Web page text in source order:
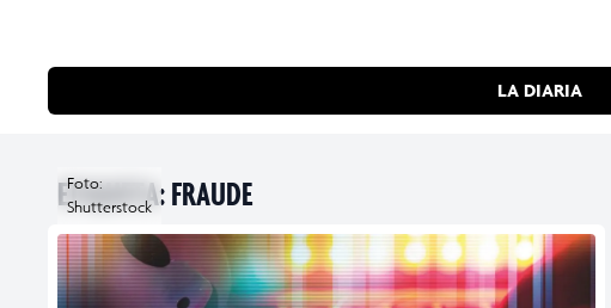
LA DIARIA
ETIQUETA:FRAUDE
Foto:
Shutterstock